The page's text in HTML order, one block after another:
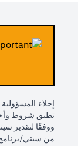
إخلاء المسؤولية
تطبق شروط
ووفقًا لتقدير
من سيتي/